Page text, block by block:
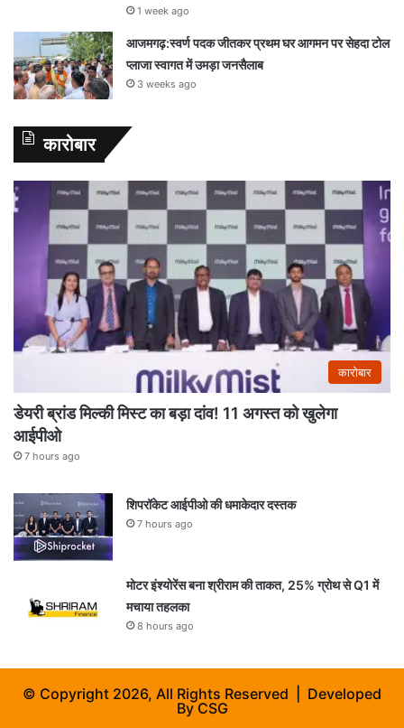
1 week ago
आजमगढ़:स्वर्ण पदक जीतकर प्रथम घर आगमन पर सेहदा टोल
प्लाजा स्वागत में उमड़ा जनसैलाब
3 weeks ago
कारोबार
कारोबार
डेयरी ब्रांड मिल्की मिस्ट का बड़ा दांव! 11 अगस्त को खुलेगा
आईपीओ
7 hours ago
शिपरॉकेट आईपीओ की धमाकेदार दस्तक
7 hours ago
मोटर इंश्योरेंस बना श्रीराम की ताकत, 25% ग्रोथ से Q1 में
मचाया तहलका
8 hours ago
© Copyright 2026, All Rights Reserved | Developed
ByCSG